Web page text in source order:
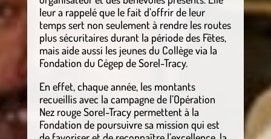
leur a rappelé que le fait d’offrir de leur
temps sert non seulement à rendre les routes
plus sécuritaires durant la période des Fêtes,
mais aide aussi les jeunes du Collège via la
Fondation du Cégep de Sorel-Tracy.
En effet, chaque année, les montants
recueillis avec la campagne de l’Opération
Nez rouge Sorel-Tracy permettent à la
Fondation de poursuivre sa mission qui est